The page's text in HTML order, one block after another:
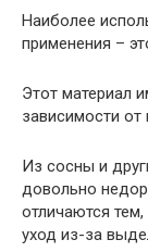
Наиболее
применения –
Этот материал
зависимости
Из сосны и
довольно
отличаются
уход из-за